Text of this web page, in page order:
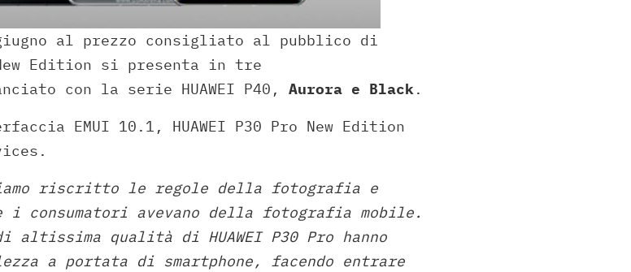
al prezzo consigliato al pubblico di
New Edition si presenta in tre
con la serie HUAWEI P40, Aurora e Black.
EMUI 10.1, HUAWEI P30 Pro New Edition
riscritto le regole della fotografia e
i consumatori avevano della fotografia mobile.
qualità di HUAWEI P30 Pro hanno
a portata di smartphone, facendo entrare